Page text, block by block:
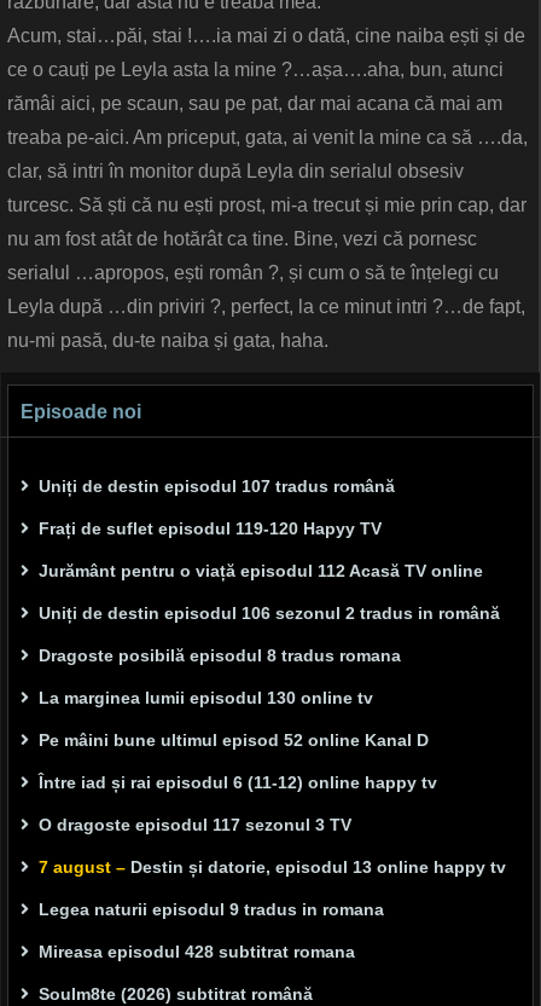
Acum, stai…păi, stai !….ia mai zi o dată, cine naiba ești și de
ce o cauți pe Leyla asta la mine ?…așa….aha, bun, atunci
rămâi aici, pe scaun, sau pe pat, dar mai acana că mai am
treaba pe-aici. Am priceput, gata, ai venit la mine ca să ….da,
clar, să intri în monitor după Leyla din serialul obsesiv
turcesc. Să ști că nu ești prost, mi-a trecut și mie prin cap, dar
nu am fost atât de hotărât ca tine. Bine, vezi că pornesc
serialul …apropos, ești român ?, și cum o să te înțelegi cu
Leyla după …din priviri ?, perfect, la ce minut intri ?…de fapt,
nu-mi pasă, du-te naiba și gata, haha.
Episoade noi
Uniți de destin episodul 107 tradus română
Frați de suflet episodul 119-120 Hapyy TV
Jurământ pentru o viață episodul 112 Acasă TV online
Uniți de destin episodul 106 sezonul 2 tradus in română
Dragoste posibilă episodul 8 tradus romana
La marginea lumii episodul 130 online tv
Pe mâini bune ultimul episod 52 online Kanal D
Între iad și rai episodul 6 (11-12) online happy tv
O dragoste episodul 117 sezonul 3 TV
7 august – Destin și datorie, episodul 13 online happy tv
Legea naturii episodul 9 tradus in romana
Mireasa episodul 428 subtitrat romana
Soulm8te (2026) subtitrat română